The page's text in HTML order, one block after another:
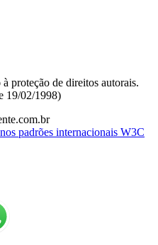
proteção de direitos autorais.
19/02/1998)